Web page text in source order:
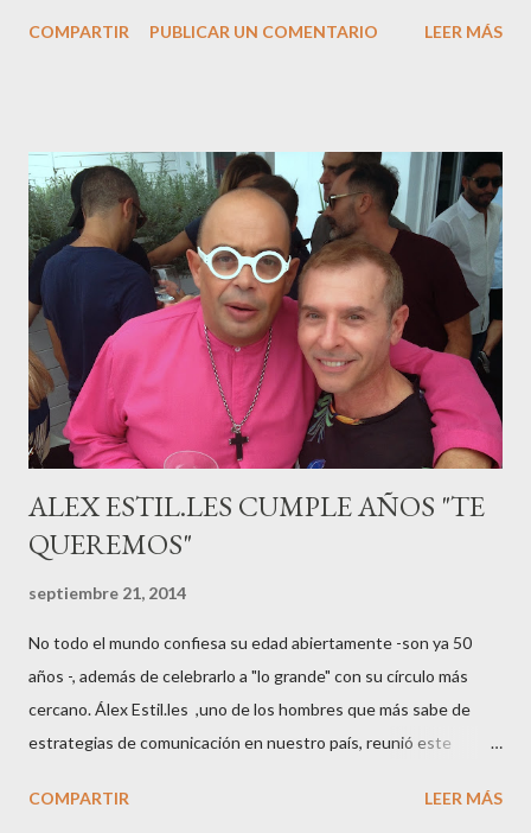
M ateo nació en Barcelona hace poco más de una semana. El top
haciéndole padre de un precioso niño. Marta ha sido toda una
campeona, durante los primeros 3 meses de embarazo tuvo que
guardar reposo debido a un síndrome llamado
“hiperemesisgravídica”.Pasados los meses fatídicos de
gestación Marta tiró adelante con el embarazo, ahora es una
mamá feliz. Otro de los modelos que ha sido padre este año ha
sido el madrileño, Emilio Flores , el top que desfiló en las mejores
pasarelas ...
COMPARTIR PUBLICAR UN COMENTARIO LEER MÁS
ALEX ESTIL.LES CUMPLE AÑOS "TE
QUEREMOS"
septiembre 21, 2014
No todo el mundo confiesa su edad abiertamente -son ya 50
años -, además de celebrarlo a "lo grande" con su círculo más
cercano. Álex Estil.les ,uno de los hombres que más sabe de
estrategias de comunicación en nuestro país, reunió este
colaboradores y amigos que a lo largo de su vida profesional han
COMPARTIR LEER MÁS